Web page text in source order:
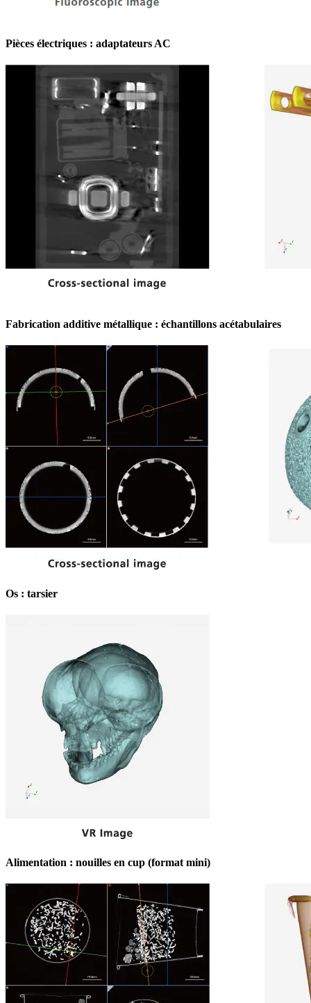
Pièces électriques : adaptateurs AC
Fabrication additive métallique : échantillons acétabulaires
Os : tarsier
Alimentation : nouilles en cup (format mini)